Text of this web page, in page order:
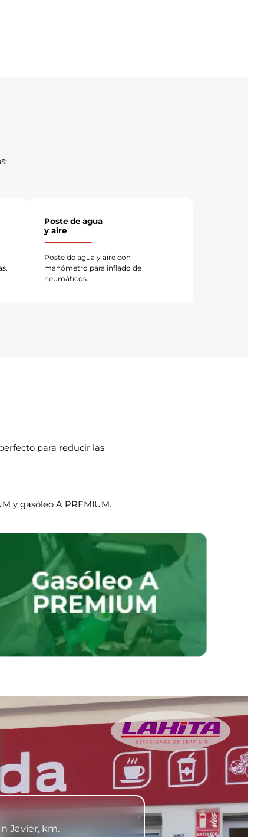
Poste de agua
y aire
Poste de agua y aire con
manómetro para inflado de
neumáticos.
para reducir las
y gasóleo A PREMIUM.
Javier, km.